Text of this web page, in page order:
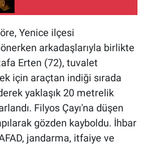
Yenice ilçesi
arkadaşlarıyla birlikte
Erten (72), tuvalet
için araçtan indiği sırada
yaklaşık 20 metrelik
Filyos Çayı'na düşen
gözden kayboldu. İhbar
jandarma, itfaiye ve